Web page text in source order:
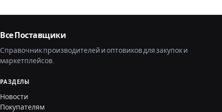
Все Поставщики
Справочник производителей и оптовиков для закупок и
маркетплейсов.
РАЗДЕЛЫ
Новости
Покупателям